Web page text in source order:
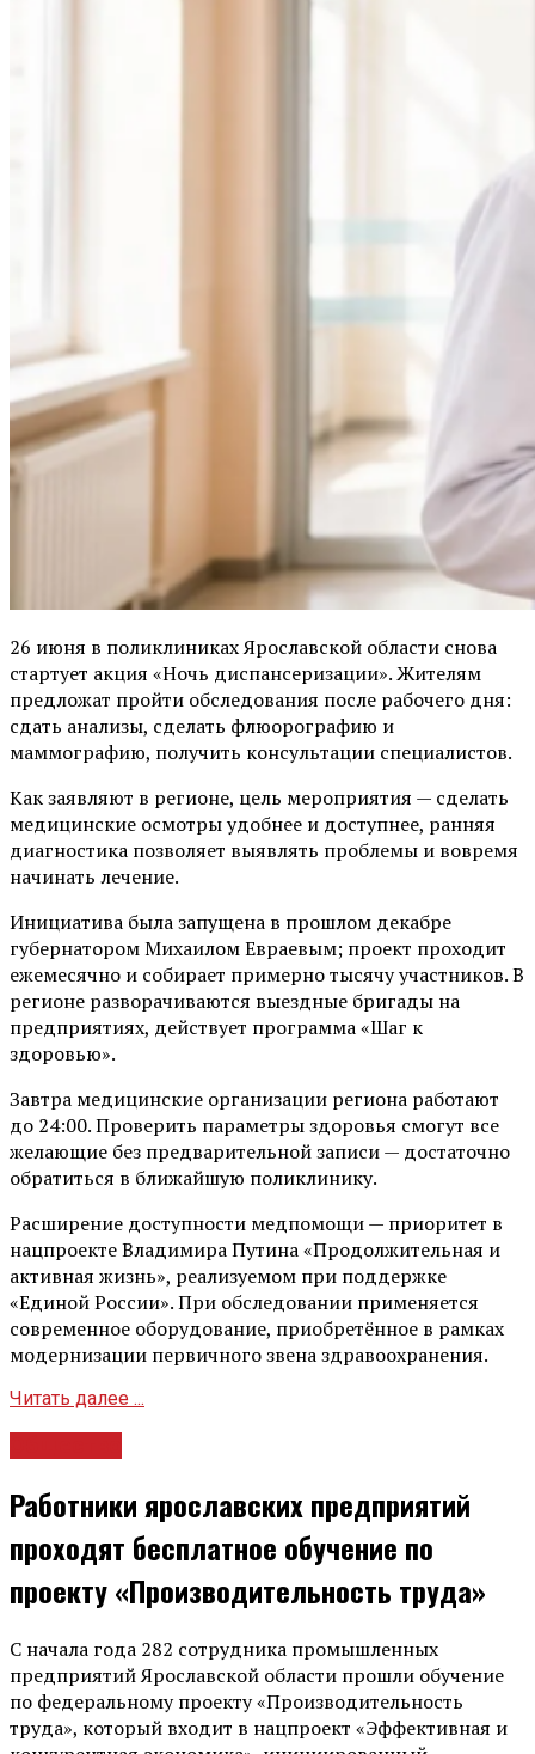
26 июня в поликлиниках Ярославской области снова
стартует акция «Ночь диспансеризации». Жителям
предложат пройти обследования после рабочего дня:
сдать анализы, сделать флюорографию и
маммографию, получить консультации специалистов.
Как заявляют в регионе, цель мероприятия — сделать
медицинские осмотры удобнее и доступнее, ранняя
диагностика позволяет выявлять проблемы и вовремя
начинать лечение.
Инициатива была запущена в прошлом декабре
губернатором Михаилом Евраевым; проект проходит
ежемесячно и собирает примерно тысячу участников. В
регионе разворачиваются выездные бригады на
предприятиях, действует программа «Шаг к
здоровью».
Завтра медицинские организации региона работают
до 24:00. Проверить параметры здоровья смогут все
желающие без предварительной записи — достаточно
обратиться в ближайшую поликлинику.
Расширение доступности медпомощи — приоритет в
нацпроекте Владимира Путина «Продолжительная и
активная жизнь», реализуемом при поддержке
«Единой России». При обследовании применяется
современное оборудование, приобретённое в рамках
модернизации первичного звена здравоохранения.
Читать далее ...
Работники ярославских предприятий
проходят бесплатное обучение по
проекту «Производительность труда»
С начала года 282 сотрудника промышленных
предприятий Ярославской области прошли обучение
по федеральному проекту «Производительность
труда», который входит в нацпроект «Эффективная и